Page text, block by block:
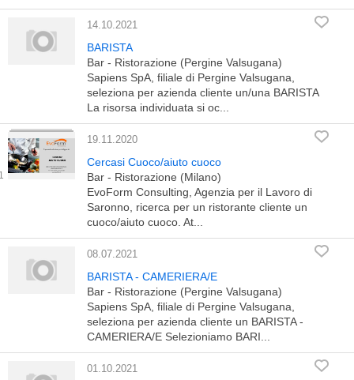
14.10.2021
BARISTA
Bar - Ristorazione (Pergine Valsugana)
Sapiens SpA, filiale di Pergine Valsugana,
seleziona per azienda cliente un/una BARISTA
La risorsa individuata si oc...
19.11.2020
Cercasi Cuoco/aiuto cuoco
Bar - Ristorazione (Milano)
EvoForm Consulting, Agenzia per il Lavoro di
Saronno, ricerca per un ristorante cliente un
cuoco/aiuto cuoco. At...
08.07.2021
BARISTA - CAMERIERA/E
Bar - Ristorazione (Pergine Valsugana)
Sapiens SpA, filiale di Pergine Valsugana,
seleziona per azienda cliente un BARISTA -
CAMERIERA/E Selezioniamo BARI...
01.10.2021